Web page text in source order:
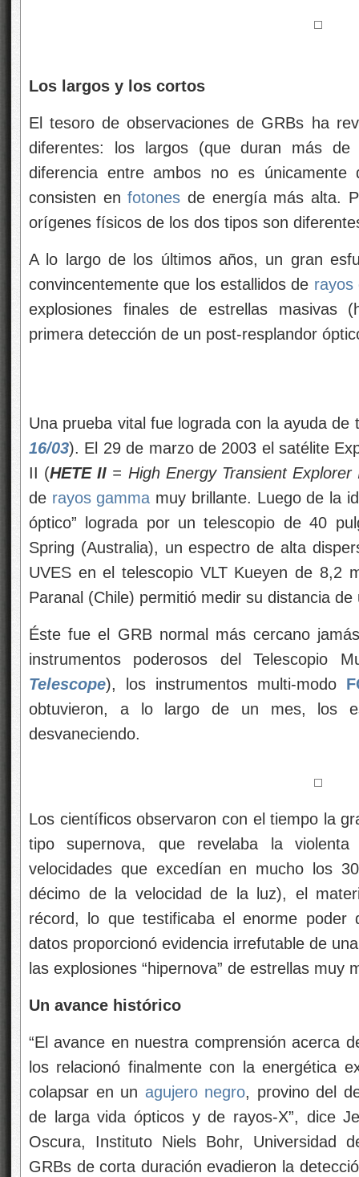
Los largos y los cortos
El tesoro de observaciones de GRBs ha
diferentes: los largos (que duran más
diferencia entre ambos no es únicamente
consisten enfotones de energía más alta.
orígenes físicos de los dos tipos son
A lo largo de los últimos años, un gran
convincentemente que los estallidos de rayos
explosiones finales de estrellas masivas
primera detección de un post-resplandor
Una prueba vital fue lograda con la ayuda de
16/03). El 29 de marzo de 2003 el satélite
II (HETE II = High Energy Transient Explorer
de rayos gamma muy brillante. Luego de la
óptico” lograda por un telescopio de 40
Spring (Australia), un espectro de alta
UVES en el telescopio VLT Kueyen de 8,2
Paranal (Chile) permitió medir su distancia
Éste fue el GRB normal más cercano
instrumentos poderosos del Telescopio
Telescope), los instrumentos multi-modo
obtuvieron, a lo largo de un mes, los
desvaneciendo.
Los científicos observaron con el tiempo la
tipo supernova, que revelaba la
velocidades que excedían en mucho los
décimo de la velocidad de la luz), el
récord, lo que testificaba el enorme poder
datos proporcionó evidencia irrefutable de
las explosiones “hipernova” de estrellas muy
Un avance histórico
“El avance en nuestra comprensión acerca
los relacionó finalmente con la energética
colapsar en un agujero negro, provino del
de larga vida ópticos y de rayos-X”, dice
Oscura, Instituto Niels Bohr, Universidad
GRBs de corta duración evadieron la